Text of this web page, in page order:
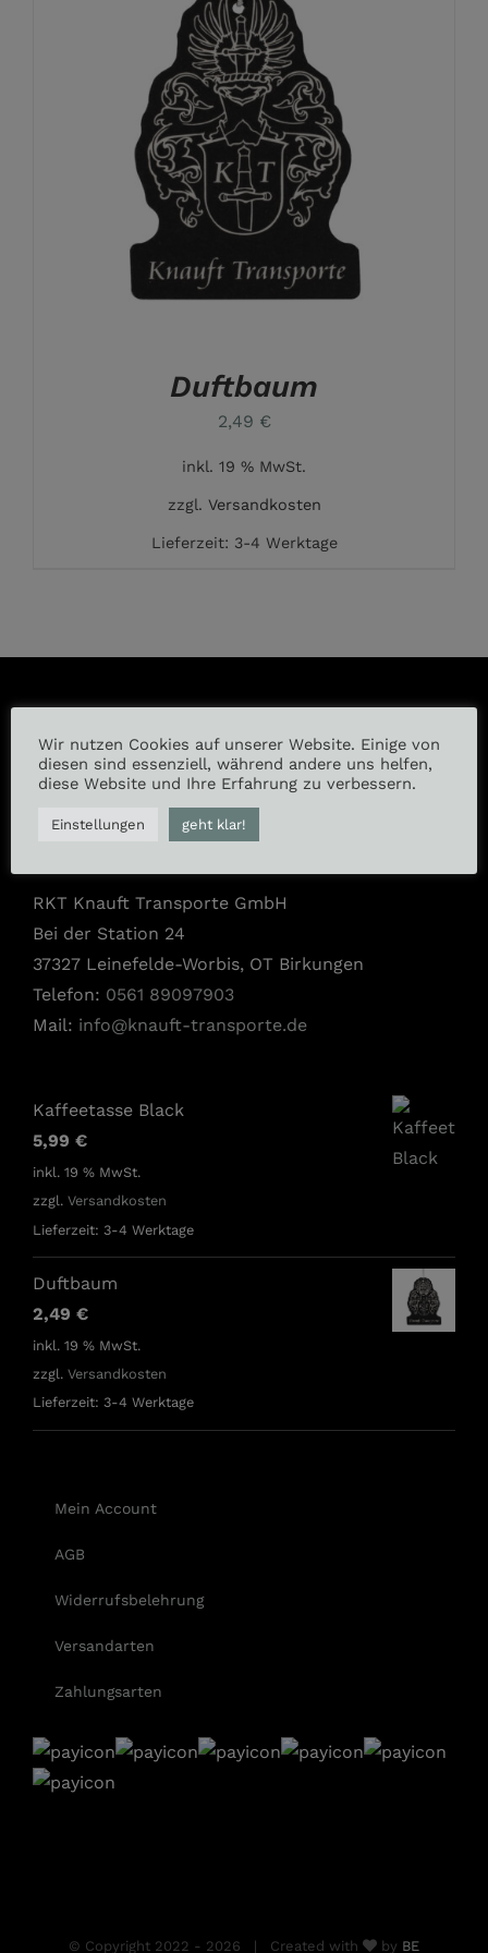
Duftbaum
2,49 €
inkl. 19 % MwSt.
zzgl. Versandkosten
Lieferzeit: 3-4 Werktage
Instagram
Facebook
RKT Knauft Transporte GmbH
Bei der Station 24
37327 Leinefelde-Worbis, OT Birkungen
Telefon: 0561 89097903
Mail: info@knauft-transporte.de
Kaffeetasse Black
5,99 €
inkl. 19 % MwSt.
zzgl. Versandkosten
Lieferzeit: 3-4 Werktage
Duftbaum
2,49 €
inkl. 19 % MwSt.
zzgl. Versandkosten
Lieferzeit: 3-4 Werktage
Mein Account
AGB
Widerrufsbelehrung
Versandarten
Zahlungsarten
© Copyright 2022 - 2026 | Created with by BE
Wir nutzen Cookies auf unserer Website. Einige von
diesen sind essenziell, während andere uns helfen,
diese Website und Ihre Erfahrung zu verbessern.
Einstellungen geht klar!